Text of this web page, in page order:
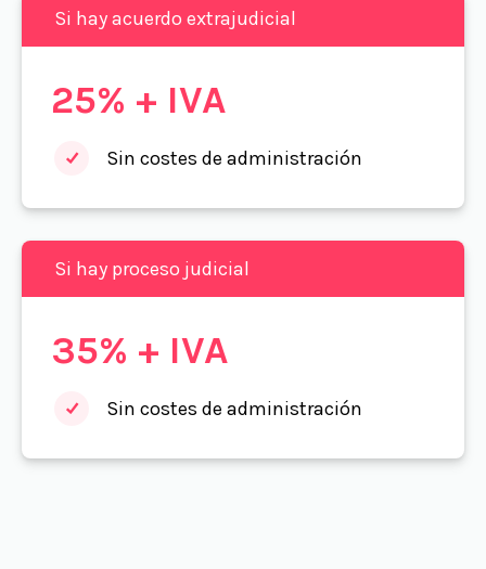
Si hay acuerdo extrajudicial
25% + IVA
Sin costes de administración
Si hay proceso judicial
35% + IVA
Sin costes de administración